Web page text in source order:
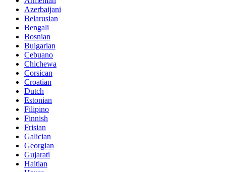
Azerbaijani
Belarusian
Bengali
Bosnian
Bulgarian
Cebuano
Chichewa
Corsican
Croatian
Dutch
Estonian
Filipino
Finnish
Frisian
Galician
Georgian
Gujarati
Haitian